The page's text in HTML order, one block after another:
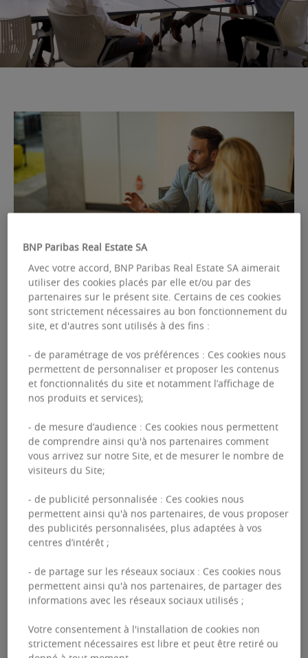
CONSEIL EN STRATÉGIE IMMOBILIÈRE
Les clés de votre futur
projet immobilier
leursgrands projets immobiliers. Qu'il s'agisse
d'un déménagement ou de la définition duschéma
directeur immobilier, la stratégie immobilière est
essentielle en termes de
attractivité et de rétention des talents .
DÉCOUVRIR NOTRE OFFRE DE SERVICE
Choisir la meilleure
stratégie immobilière
BNP Paribas Real Estate SA
Avec votre accord, BNP Paribas Real Estate SA aimerait
utiliser des cookies placés par elle et/ou par des
partenaires sur le présent site. Certains de ces cookies
sont strictement nécessaires au bon fonctionnement du
site, et d'autres sont utilisés à des fins :
- de paramétrage de vos préférences : Ces cookies nous
permettent de personnaliser et proposer les contenus
et fonctionnalités du site et notamment l’affichage de
nos produits et services);
- de mesure d’audience : Ces cookies nous permettent
de comprendre ainsi qu'à nos partenaires comment
vous arrivez sur notre Site, et de mesurer le nombre de
visiteurs du Site;
- de publicité personnalisée : Ces cookies nous
permettent ainsi qu'à nos partenaires, de vous proposer
des publicités personnalisées, plus adaptées à vos
centres d’intérêt ;
- de partage sur les réseaux sociaux : Ces cookies nous
permettent ainsi qu'à nos partenaires, de partager des
informations avec les réseaux sociaux utilisés ;
Votre consentement à l'installation de cookies non
strictement nécessaires est libre et peut être retiré ou